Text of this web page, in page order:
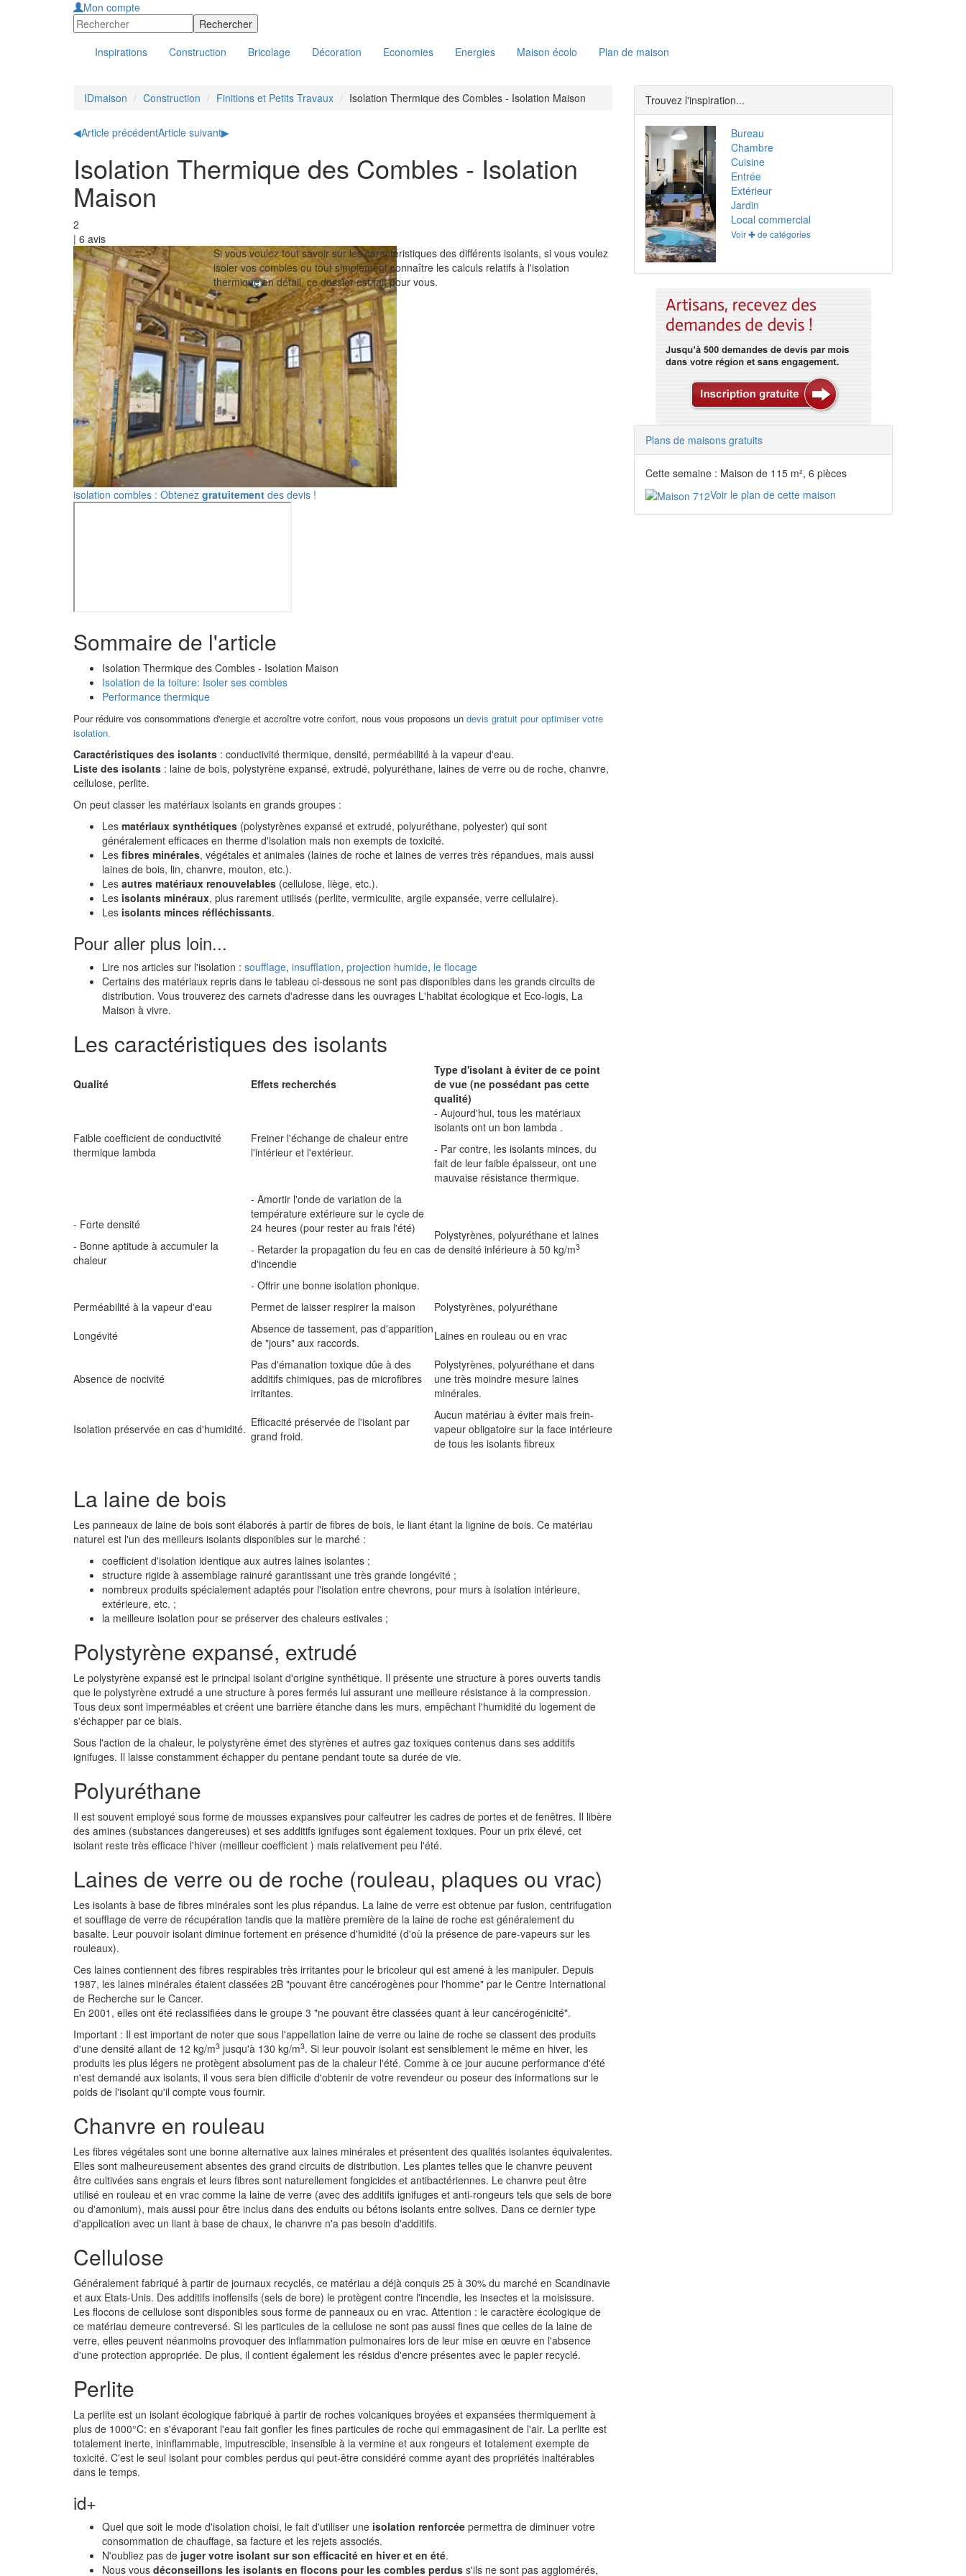
Mon compte
Inspirations Construction Bricolage Décoration Economies Energies Maison écolo Plan de maison
IDmaison Construction Finitions et Petits Travaux Isolation Thermique des Combles - Isolation Maison
◀Article précédentArticle suivant▶
Isolation Thermique des Combles - Isolation
Maison
2
| 6 avis
Si vous voulez tout savoir sur les caractéristiques des différents isolants, si vous voulez
isoler vos combles ou tout simplement connaître les calculs relatifs à l'isolation
thermique en détail, ce dossier est fait pour vous.
isolation combles : Obtenez gratuitement des devis !
Sommaire de l'article
Isolation Thermique des Combles - Isolation Maison
Isolation de la toiture: Isoler ses combles
Performance thermique
Pour réduire vos consommations d'energie et accroître votre confort, nous vous proposons un devis gratuit pour optimiser votre
isolation.
Caractéristiques des isolants : conductivité thermique, densité, perméabilité à la vapeur d'eau.
Liste des isolants : laine de bois, polystyrène expansé, extrudé, polyuréthane, laines de verre ou de roche, chanvre,
cellulose, perlite.
On peut classer les matériaux isolants en grands groupes :
Les matériaux synthétiques (polystyrènes expansé et extrudé, polyuréthane, polyester) qui sont
généralement efficaces en therme d'isolation mais non exempts de toxicité.
Les fibres minérales, végétales et animales (laines de roche et laines de verres très répandues, mais aussi
laines de bois, lin, chanvre, mouton, etc.).
Les autres matériaux renouvelables (cellulose, liège, etc.).
Les isolants minéraux, plus rarement utilisés (perlite, vermiculite, argile expansée, verre cellulaire).
Les isolants minces réfléchissants.
Pour aller plus loin...
Lire nos articles sur l'isolation : soufflage, insufflation, projection humide, le flocage
Certains des matériaux repris dans le tableau ci-dessous ne sont pas disponibles dans les grands circuits de
distribution. Vous trouverez des carnets d'adresse dans les ouvrages L'habitat écologique et Eco-logis, La
Maison à vivre.
Les caractéristiques des isolants
Qualité Effets recherchés
Type d'isolant à éviter de ce point
de vue (ne possédant pas cette
qualité)
Faible coefficient de conductivité
thermique lambda
Freiner l'échange de chaleur entre
l'intérieur et l'extérieur.
- Aujourd'hui, tous les matériaux
isolants ont un bon lambda .
- Par contre, les isolants minces, du
fait de leur faible épaisseur, ont une
mauvaise résistance thermique.
- Forte densité
- Bonne aptitude à accumuler la
chaleur
- Amortir l'onde de variation de la
température extérieure sur le cycle de
24 heures (pour rester au frais l'été)
- Retarder la propagation du feu en cas
d'incendie
- Offrir une bonne isolation phonique.
Polystyrènes, polyuréthane et laines
de densité inférieure à 50 kg/m3
Perméabilité à la vapeur d'eau Permet de laisser respirer la maison
Polystyrènes, polyuréthane
Longévité
Absence de tassement, pas d'apparition
de "jours" aux raccords.
Laines en rouleau ou en vrac
Absence de nocivité
Pas d'émanation toxique dûe à des
additifs chimiques, pas de microfibres
irritantes.
Polystyrènes, polyuréthane et dans
une très moindre mesure laines
minérales.
Isolation préservée en cas d'humidité. Efficacité préservée de l'isolant par
grand froid.
Aucun matériau à éviter mais frein-
vapeur obligatoire sur la face intérieure
de tous les isolants fibreux
La laine de bois
Les panneaux de laine de bois sont élaborés à partir de fibres de bois, le liant étant la lignine de bois. Ce matériau
naturel est l'un des meilleurs isolants disponibles sur le marché :
coefficient d'isolation identique aux autres laines isolantes ;
structure rigide à assemblage rainuré garantissant une très grande longévité ;
nombreux produits spécialement adaptés pour l'isolation entre chevrons, pour murs à isolation intérieure,
extérieure, etc. ;
la meilleure isolation pour se préserver des chaleurs estivales ;
Polystyrène expansé, extrudé
Le polystyrène expansé est le principal isolant d'origine synthétique. Il présente une structure à pores ouverts tandis
que le polystyrène extrudé a une structure à pores fermés lui assurant une meilleure résistance à la compression.
Tous deux sont imperméables et créent une barrière étanche dans les murs, empêchant l'humidité du logement de
s'échapper par ce biais.
Sous l'action de la chaleur, le polystyrène émet des styrènes et autres gaz toxiques contenus dans ses additifs
ignifuges. Il laisse constamment échapper du pentane pendant toute sa durée de vie.
Polyuréthane
Il est souvent employé sous forme de mousses expansives pour calfeutrer les cadres de portes et de fenêtres. Il libère
des amines (substances dangereuses) et ses additifs ignifuges sont également toxiques. Pour un prix élevé, cet
isolant reste très efficace l'hiver (meilleur coefficient ) mais relativement peu l'été.
Laines de verre ou de roche (rouleau, plaques ou vrac)
Les isolants à base de fibres minérales sont les plus répandus. La laine de verre est obtenue par fusion, centrifugation
et soufflage de verre de récupération tandis que la matière première de la laine de roche est généralement du
basalte. Leur pouvoir isolant diminue fortement en présence d'humidité (d'où la présence de pare-vapeurs sur les
rouleaux).
Ces laines contiennent des fibres respirables très irritantes pour le bricoleur qui est amené à les manipuler. Depuis
1987, les laines minérales étaient classées 2B "pouvant être cancérogènes pour l'homme" par le Centre International
de Recherche sur le Cancer.
En 2001, elles ont été reclassifiées dans le groupe 3 "ne pouvant être classées quant à leur cancérogénicité".
Important : Il est important de noter que sous l'appellation laine de verre ou laine de roche se classent des produits
d'une densité allant de 12 kg/m3 jusqu'à 130 kg/m3. Si leur pouvoir isolant est sensiblement le même en hiver, les
produits les plus légers ne protègent absolument pas de la chaleur l'été. Comme à ce jour aucune performance d'été
n'est demandé aux isolants, il vous sera bien difficile d'obtenir de votre revendeur ou poseur des informations sur le
poids de l'isolant qu'il compte vous fournir.
Chanvre en rouleau
Les fibres végétales sont une bonne alternative aux laines minérales et présentent des qualités isolantes équivalentes.
Elles sont malheureusement absentes des grand circuits de distribution. Les plantes telles que le chanvre peuvent
être cultivées sans engrais et leurs fibres sont naturellement fongicides et antibactériennes. Le chanvre peut être
utilisé en rouleau et en vrac comme la laine de verre (avec des additifs ignifuges et anti-rongeurs tels que sels de bore
ou d'amonium), mais aussi pour être inclus dans des enduits ou bétons isolants entre solives. Dans ce dernier type
d'application avec un liant à base de chaux, le chanvre n'a pas besoin d'additifs.
Cellulose
Généralement fabriqué à partir de journaux recyclés, ce matériau a déjà conquis 25 à 30% du marché en Scandinavie
et aux Etats-Unis. Des additifs inoffensifs (sels de bore) le protègent contre l'incendie, les insectes et la moisissure.
Les flocons de cellulose sont disponibles sous forme de panneaux ou en vrac. Attention : le caractère écologique de
ce matériau demeure contreversé. Si les particules de la cellulose ne sont pas aussi fines que celles de la laine de
verre, elles peuvent néanmoins provoquer des inflammation pulmonaires lors de leur mise en œuvre en l'absence
d'une protection appropriée. De plus, il contient également les résidus d'encre présentes avec le papier recyclé.
Perlite
La perlite est un isolant écologique fabriqué à partir de roches volcaniques broyées et expansées thermiquement à
plus de 1000°C: en s'évaporant l'eau fait gonfler les fines particules de roche qui emmagasinent de l'air. La perlite est
totalement inerte, ininflammable, imputrescible, insensible à la vermine et aux rongeurs et totalement exempte de
toxicité. C'est le seul isolant pour combles perdus qui peut-être considéré comme ayant des propriétés inaltérables
dans le temps.
id+
Quel que soit le mode d'isolation choisi, le fait d'utiliser une isolation renforcée permettra de diminuer votre
consommation de chauffage, sa facture et les rejets associés.
N'oubliez pas de juger votre isolant sur son efficacité en hiver et en été.
Nous vous déconseillons les isolants en flocons pour les combles perdus s'ils ne sont pas agglomérés,
Trouvez l'inspiration...
Bureau
Chambre
Cuisine
Entrée
Extérieur
Jardin
Local commercial
Voir ✚ de catégories
Plans de maisons gratuits
Cette semaine : Maison de 115 m², 6 pièces
Voir le plan de cette maison